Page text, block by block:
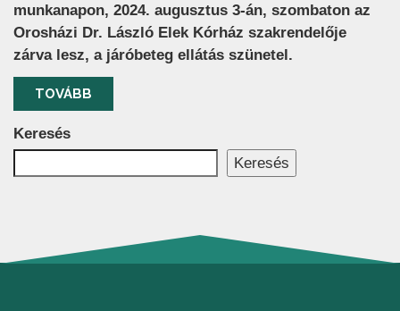
munkanapon, 2024. augusztus 3-án, szombaton az
Orosházi Dr. László Elek Kórház szakrendelője
zárva lesz, a járóbeteg ellátás szünetel.
TOVÁBB
Keresés
Keresés